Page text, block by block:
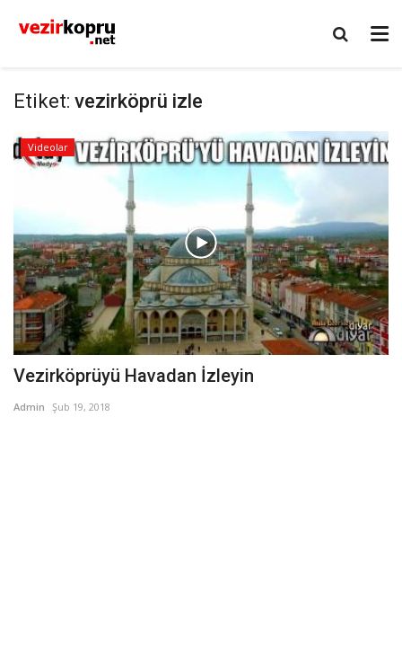
Etiket: vezirköprü izle
Videolar
Vezirköprüyü Havadan İzleyin
Admin Şub 19, 2018